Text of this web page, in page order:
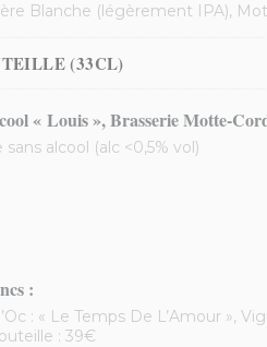
Blanche (légèrement IPA),
(33CL)
« Louis », Brasserie Motte-
alcool (alc <0,5% vol)
:
: « Le Temps De L’Amour »,
: 39€